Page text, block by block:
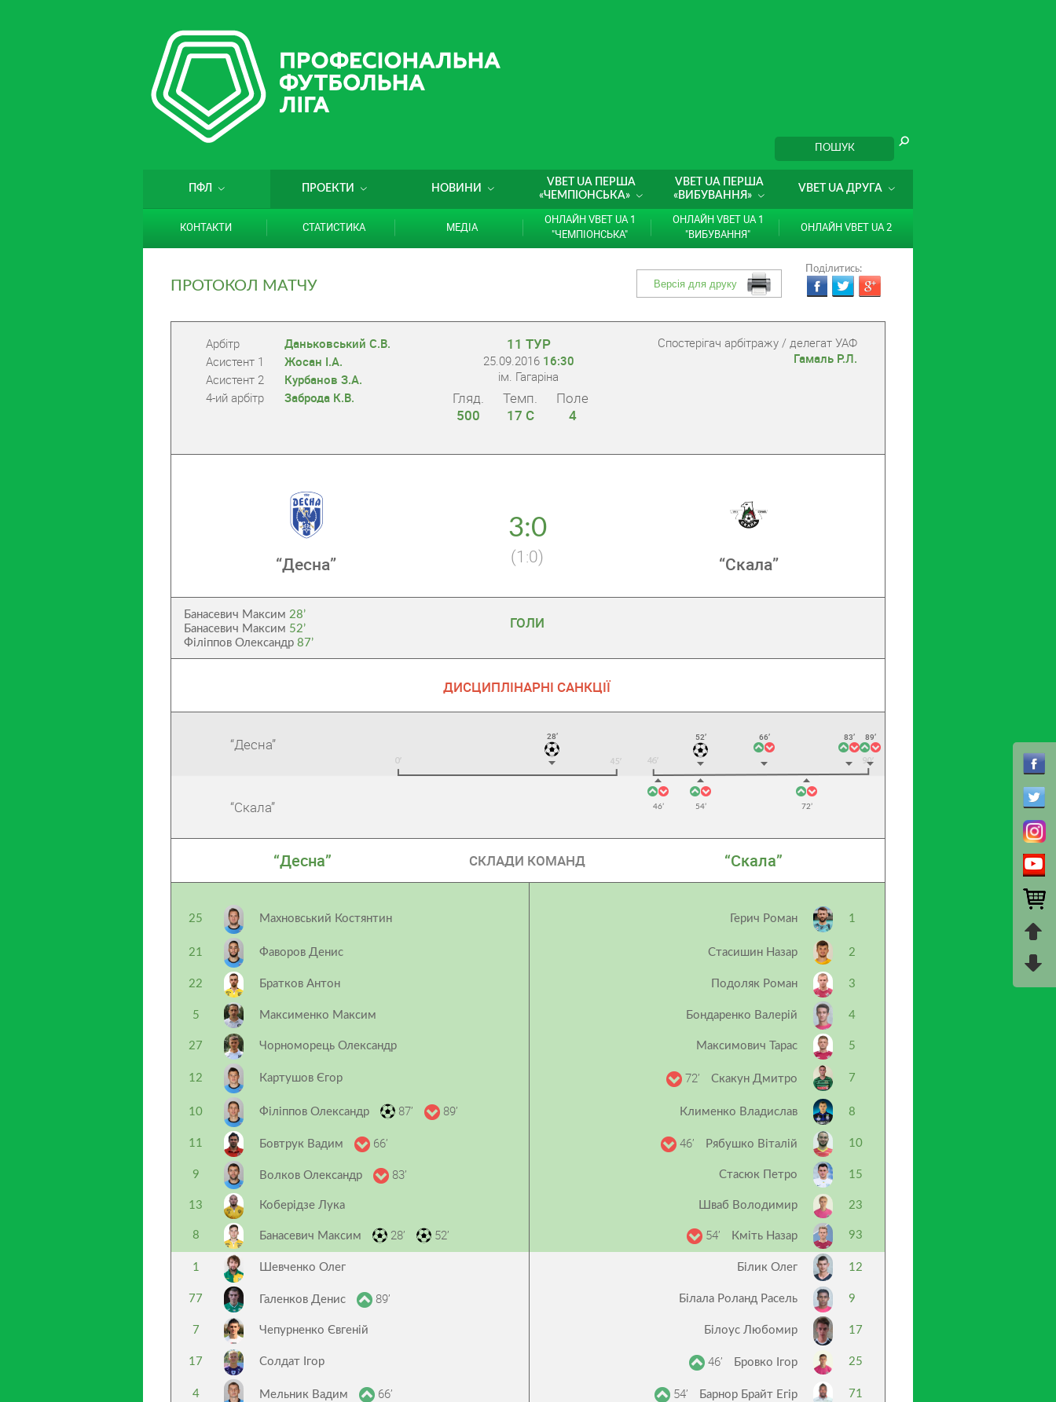
ПФЛ ПРОЕКТИ НОВИНИ
VBET UA ПЕРША
«ЧЕМПІОНСЬКА»
VBET UA ПЕРША
«ВИБУВАННЯ»
VBET UA ДРУГА
КОНТАКТИ СТАТИСТИКА МЕДІА
ОНЛАЙН VBET UA 1
"ЧЕМПІОНСЬКА"
ОНЛАЙН VBET UA 1
"ВИБУВАННЯ"
ОНЛАЙН VBET UA 2
ПРОТОКОЛ МАТЧУ
Поділитись:
Арбітр
Даньковський С.В.
Асистент 1
Жосан І.А.
Асистент 2
Курбанов З.А.
4-ий арбітр
Заброда К.В.
11 ТУР
25.09.2016 16:30
ім. Гагаріна
Гляд.
500
Темп.
17 С
Поле
4
Cпостерігач арбітражу / делегат УАФ
Гамаль Р.Л.
“Десна”
3:0
(1:0) “Скала”
Банасевич Максим28’
Банасевич Максим 52’
Філіппов Олександр87’
ГОЛИ
ДИСЦИПЛІНАРНІ САНКЦІЇ
“Десна”
“Скала”
28’ 52’ 66’ 83’ 89’
46’ 54’ 72’
“Десна” СКЛАДИ КОМАНД “Скала”
25 Махновський Костянтин Герич Роман 1
21 Фаворов Денис Стасишин Назар 2
22 Братков Антон Подоляк Роман 3
5 Максименко Максим Бондаренко Валерій 4
27 Чорноморець Олександр Максимович Тарас 5
12 Картушов Єгор 72’ Скакун Дмитро 7
10 Філіппов Олександр 87’ 89’ Клименко Владислав 8
11 Бовтрук Вадим 66’ 46’ Рябушко Віталій 10
9 Волков Олександр 83’ Стасюк Петро 15
13 Коберідзе Лука Шваб Володимир 23
8 Банасевич Максим 28’ 52’ 54’ Кміть Назар 93
1 Шевченко Олег Білик Олег 12
77 Галенков Денис 89’ Білала Роланд Расель 9
7 Чепурненко Євгеній Білоус Любомир 17
17 Солдат Ігор 46’ Бровко Ігор 25
4 Мельник Вадим 66’ 54’ Барнор Брайт Егір 71